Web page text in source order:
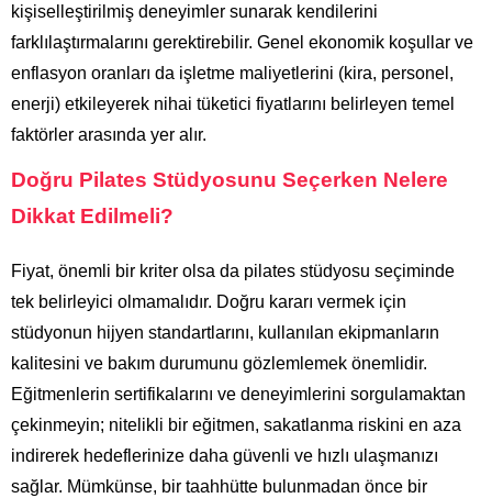
kişiselleştirilmiş deneyimler sunarak kendilerini
farklılaştırmalarını gerektirebilir. Genel ekonomik koşullar ve
enflasyon oranları da işletme maliyetlerini (kira, personel,
enerji) etkileyerek nihai tüketici fiyatlarını belirleyen temel
faktörler arasında yer alır.
Doğru Pilates Stüdyosunu Seçerken Nelere
Dikkat Edilmeli?
Fiyat, önemli bir kriter olsa da pilates stüdyosu seçiminde
tek belirleyici olmamalıdır. Doğru kararı vermek için
stüdyonun hijyen standartlarını, kullanılan ekipmanların
kalitesini ve bakım durumunu gözlemlemek önemlidir.
Eğitmenlerin sertifikalarını ve deneyimlerini sorgulamaktan
çekinmeyin; nitelikli bir eğitmen, sakatlanma riskini en aza
indirerek hedeflerinize daha güvenli ve hızlı ulaşmanızı
sağlar. Mümkünse, bir taahhütte bulunmadan önce bir